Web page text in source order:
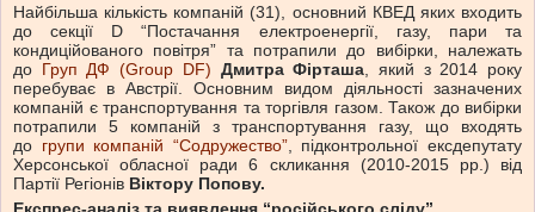
Найбільша кількість компаній (31), основний КВЕД яких входить
до секції D “Постачання електроенергії, газу, пари та
кондиційованого повітря” та потрапили до вибірки, належать
до Груп ДФ (Group DF) Дмитра Фірташа , який з 2014 року
перебуває в Австрії. Основним видом діяльності зазначених
компаній є транспортування та торгівля газом. Також до вибірки
потрапили 5 компаній з транспортування газу, що входять
до групи компаній “Содружество”, підконтрольної ексдепутату
Херсонської обласної ради 6 скликання (2010-2015 рр.) від
Партії Регіонів Віктору Попову.
Експрес-аналіз та виявлення “російського сліду”